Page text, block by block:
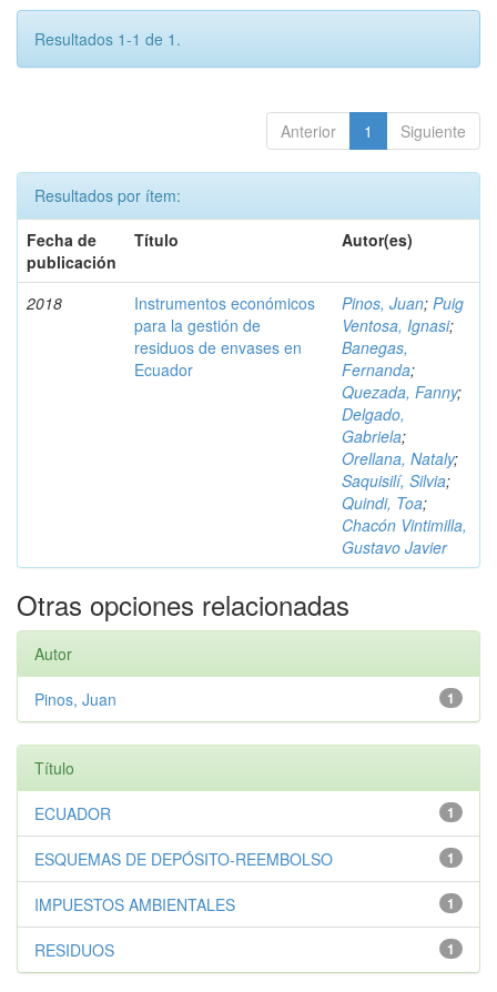
Resultados 1-1 de 1.
Anterior 1 Siguiente
Resultados por ítem:
Fecha de
publicación
Título Autor(es)
2018
Instrumentos económicos
para la gestión de
residuos de envases en
Ecuador
Pinos, Juan; Puig
Ventosa, Ignasi;
Banegas,
Fernanda;
Quezada, Fanny;
Delgado,
Gabriela;
Orellana, Nataly;
Saquisilí, Silvia;
Quindi, Toa;
Chacón Vintimilla,
Gustavo Javier
Otras opciones relacionadas
Autor
1
Pinos, Juan
Título
1
ECUADOR
1
ESQUEMAS DE DEPÓSITO-REEMBOLSO
1
IMPUESTOS AMBIENTALES
1
RESIDUOS